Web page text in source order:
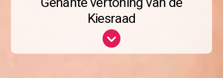
Kiesraad